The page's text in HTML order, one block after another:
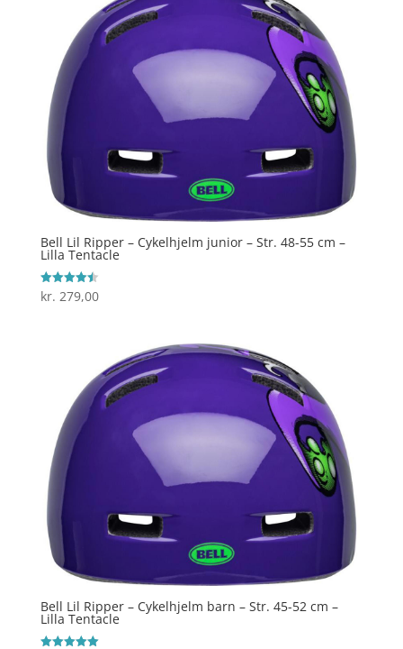
Bell Lil Ripper – Cykelhjelm junior – Str. 48-55 cm –
Lilla Tentacle
Vurderet
4.5
kr. 279,00
Bell Lil Ripper – Cykelhjelm barn – Str. 45-52 cm –
Lilla Tentacle